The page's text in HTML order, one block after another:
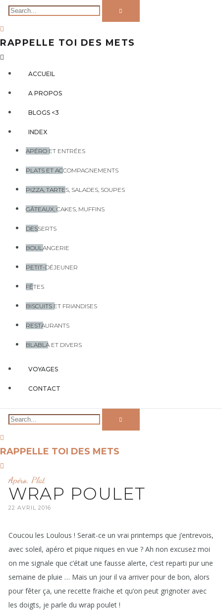
RAPPELLE TOI DES METS
ACCUEIL
A PROPOS
BLOGS <3
INDEX
APÉRO ET ENTRÉES
PLATS ET ACCOMPAGNEMENTS
PIZZA, TARTES, SALADES, SOUPES
GÂTEAUX, CAKES, MUFFINS
DESSERTS
BOULANGERIE
PETIT-DÉJEUNER
FÊTES
BISCUITS ET FRIANDISES
RESTAURANTS
BLABLA ET DIVERS
VOYAGES
CONTACT
RAPPELLE TOI DES METS
Apéro, Plat
WRAP POULET
22 AVRIL 2016
Coucou les Loulous ! Serait-ce un vrai printemps que j’entrevois,
avec soleil, apéro et pique niques en vue ? Ah non excusez moi
on me signale que c’était une fausse alerte, c’est reparti pur une
semaine de pluie … Mais un jour il va arriver pour de bon, alors
pour fêter ça, une recette fraiche et qu’on peut grignoter avec
les doigts, je parle du wrap poulet !